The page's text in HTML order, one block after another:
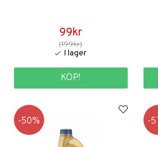
99kr
(199kr)
KÖP!
50